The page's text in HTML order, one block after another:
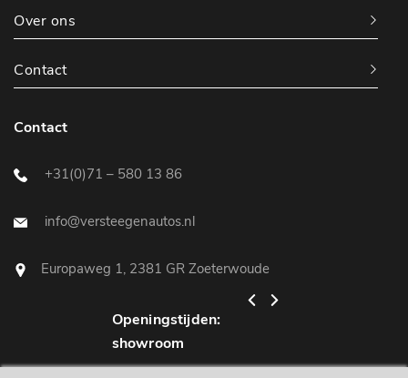
Over ons
Contact
Contact
+31(0)71 – 580 13 86
info@versteegenautos.nl
Europaweg 1, 2381 GR Zoeterwoude
Openingstijden:
showroom